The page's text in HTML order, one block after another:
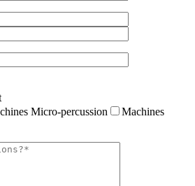
Micro-percussion
Machines